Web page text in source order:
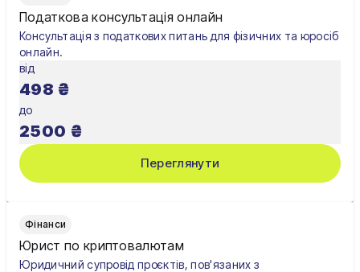
Полтава
Рівне
Суми
Тернопіль
Харків
Херсон
Податкова консультація онлайн
Консультація з податкових питань для фізичних та юросіб
онлайн.
від
498 ₴
до
2500 ₴
Переглянути
Фінанси
Юрист по криптовалютам
Юридичний супровід проєктів, пов'язаних з